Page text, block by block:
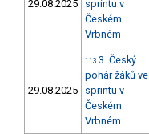
29.08.2025
sprintu v
Českém
Vrbném
29.08.2025
113 3. Český
pohár žáků ve
sprintu v
Českém
Vrbném